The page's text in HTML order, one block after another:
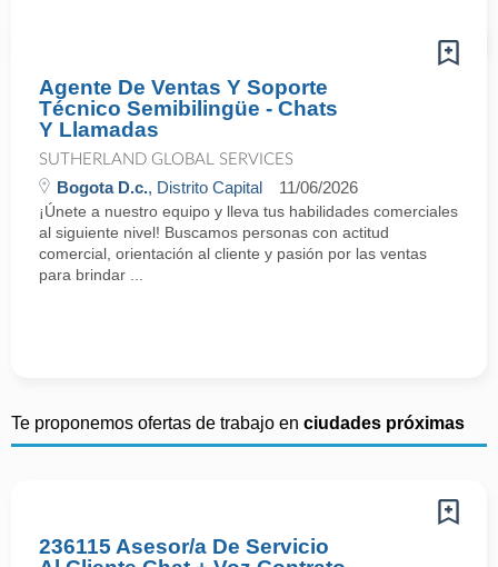
Agente De Ventas Y Soporte
Técnico Semibilingüe - Chats
Y Llamadas
SUTHERLAND GLOBAL SERVICES
Bogota D.c., Distrito Capital 11/06/2026
¡Únete a nuestro equipo y lleva tus habilidades comerciales
al siguiente nivel! Buscamos personas con actitud
comercial, orientación al cliente y pasión por las ventas
para brindar ...
Te proponemos ofertas de trabajo en ciudades próximas
236115 Asesor/a De Servicio